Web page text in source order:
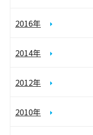
2016年
2014年
2012年
2010年